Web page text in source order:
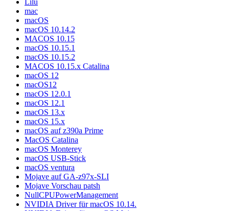
mac
macOS
macOS 10.14.2
MACOS 10.15
macOS 10.15.1
macOS 10.15.2
MACOS 10.15.x Catalina
macOS 12
macOS12
macOS 12.0.1
macOS 12.1
macOS 13.x
macOS 15.x
macOS auf z390a Prime
MacOS Catalina
macOS Monterey
macOS USB-Stick
macOS ventura
Mojave auf GA-z97x-SLI
Mojave Vorschau patsh
NullCPUPowerManagement
NVIDIA Driver für macOS 10.14.